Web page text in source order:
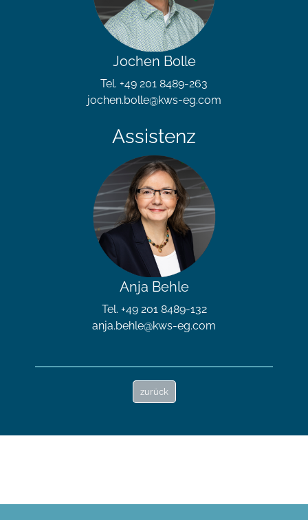
Jochen Bolle
Tel. +49 201 8489-263
jochen.bolle@kws-eg.com
Assistenz
Anja Behle
Tel. +49 201 8489-132
anja.behle@kws-eg.com
zurück